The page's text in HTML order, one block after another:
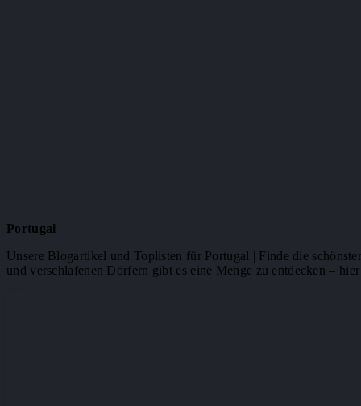
Portugal
Unsere Blogartikel und Toplisten für Portugal | Finde die
und verschlafenen Dörfern gibt es eine Menge zu entdecken –